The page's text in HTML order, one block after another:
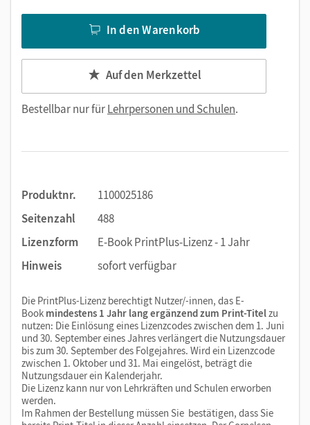
In den Warenkorb
Auf den Merkzettel
Bestellbar nur fürLehrpersonen und Schulen.
Produktnr.
1100025186
Seitenzahl
488
Lizenzform
E-Book PrintPlus-Lizenz - 1 Jahr
Hinweis
sofort verfügbar
Die PrintPlus-Lizenz berechtigt Nutzer/-innen, das E-
Book mindestens 1 Jahr lang ergänzend zum Print-Titelzu
nutzen: Die Einlösung eines Lizenzcodes zwischen dem 1. Juni
und 30. September eines Jahres verlängert die Nutzungsdauer
bis zum 30. September des Folgejahres. Wird ein Lizenzcode
zwischen 1. Oktober und 31. Mai eingelöst, beträgt die
Nutzungsdauer ein Kalenderjahr.
Die Lizenz kann nur von Lehrkräften und Schulen erworben
werden.
Im Rahmen der Bestellung müssen Sie bestätigen, dass Sie